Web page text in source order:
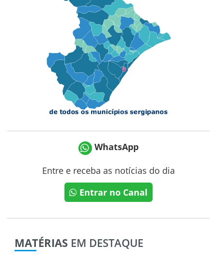
WhatsApp
Entre e receba as notícias do dia
Entrar no Canal
MATÉRIAS EM DESTAQUE